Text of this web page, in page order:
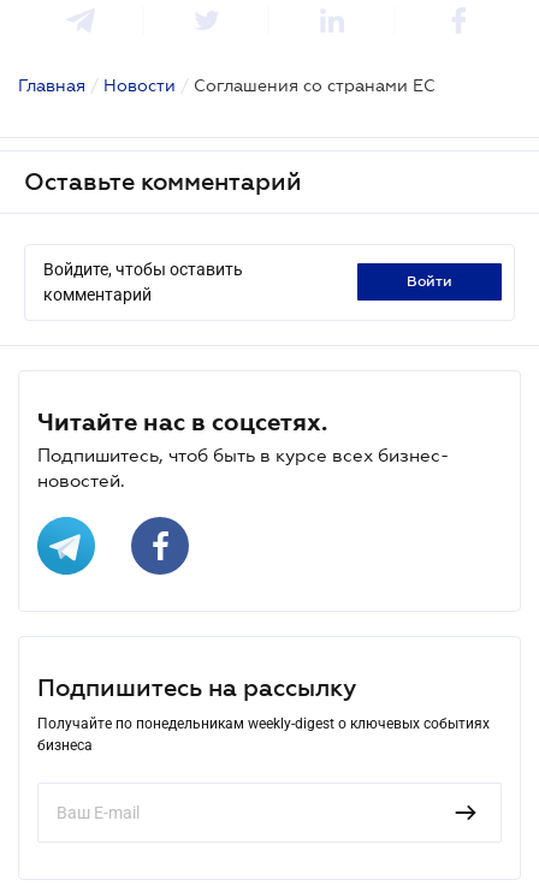
Главная / Новости / Соглашения со странами ЕС
Оставьте комментарий
Войдите, чтобы оставить
комментарий
войти
Читайте нас в соцсетях.
Подпишитесь, чтоб быть в курсе всех бизнес-
новостей.
Подпишитесь на рассылку
Получайте по понедельникам weekly-digest о ключевых событиях
бизнеса